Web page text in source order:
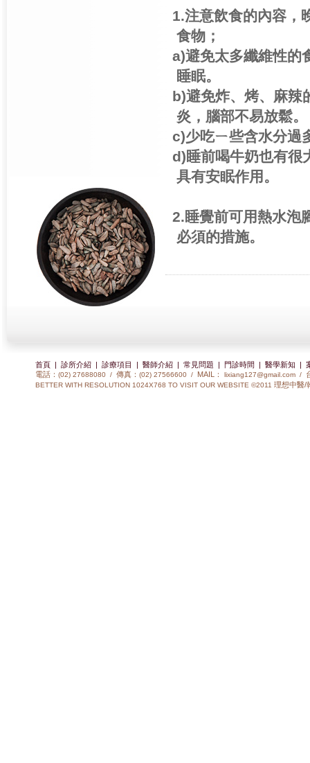
1.注意飲食的內容，
食物；
a)避免太多纖維性的
睡眠。
b)避免炸、烤、麻辣
炎，腦部不易放鬆。
c)少吃ㄧ些含水分過
d)睡前喝牛奶也有很
具有安眠作用。
2.睡覺前可用熱水泡
必須的措施。
首頁| 診所介紹| 診療項目 | 醫師介紹| 常見問題 | 門診時間 | 醫學新知 |
電話： (02) 27688080 / 傳真： (02) 27566600 / MAIL： lixiang127@gmail.com /
BETTER WITH RESOLUTION 1024X768 TO VISIT OUR WEBSITE ©2011 理想中醫/